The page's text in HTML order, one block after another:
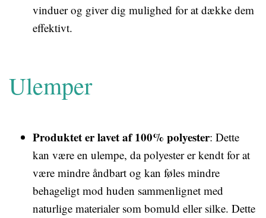
vinduer og giver dig mulighed for at dække dem
effektivt.
Ulemper
Produktet er lavet af 100% polyester: Dette
kan være en ulempe, da polyester er kendt for at
være mindre åndbart og kan føles mindre
behageligt mod huden sammenlignet med
naturlige materialer som bomuld eller silke. Dette